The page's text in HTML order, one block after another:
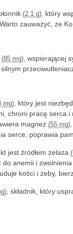
(2.1 g) , który
zauważyć, że
(85 mg) , wspierającej
mg) , który jest
chroni pracę
magnez (55 mg)
serce, poprawia
jest źródłem żelaza
anemii i
kości i zeby,
, składnik, który